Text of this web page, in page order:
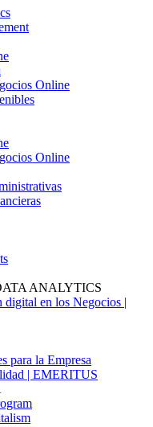
Online
Online
ANALYTICS
en los Negocios |
para la Empresa
| EMERITUS